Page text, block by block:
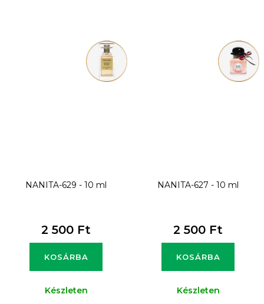
NANITA-629 - 10 ml
2 500 Ft
KOSÁRBA
Készleten
NANITA-627 - 10 ml
2 500 Ft
KOSÁRBA
Készleten